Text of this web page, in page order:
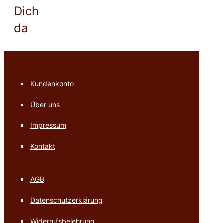
Dich
da
Kundenkonto
Über uns
Impressum
Kontakt
AGB
Datenschutzerklärung
Widerrufsbelehrung